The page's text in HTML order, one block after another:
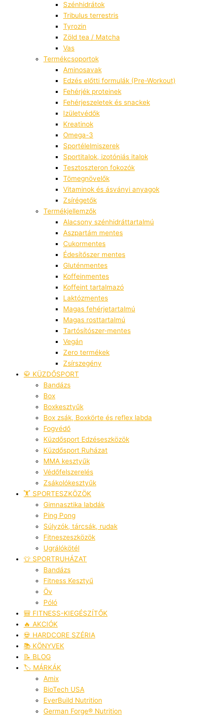
Szénhidrátok
Tribulus terrestris
Tyrozin
Zöld tea / Matcha
Vas
Termékcsoportok
Aminosavak
Edzés előtti formulák (Pre-Workout)
Fehérjék proteinek
Fehérjeszeletek és snackek
Izületvédők
Kreatinok
Omega-3
Sportélelmiszerek
Sportitalok, izotóniás italok
Tesztoszteron fokozók
Tömegnövelők
Vitaminok és ásványi anyagok
Zsírégetők
Termékjellemzők
Alacsony szénhidráttartalmú
Aszpartám mentes
Cukormentes
Édesítőszer mentes
Gluténmentes
Koffeinmentes
Koffeint tartalmazó
Laktózmentes
Magas fehérjetartalmú
Magas rosttartalmú
Tartósítószer-mentes
Vegán
Zero termékek
Zsírszegény
🥋 KÜZDŐSPORT
Bandázs
Box
Boxkesztyűk
Box zsák, Boxkörte és reflex labda
Fogvédő
Küzdősport Edzéseszközök
Küzdősport Ruházat
MMA kesztyűk
Védőfelszerelés
Zsákolókesztyűk
🏋️ SPORTESZKÖZÖK
Gimnasztika labdák
Ping Pong
Súlyzók, tárcsák, rudak
Fitneszeszközök
Ugrálókötél
👕 SPORTRUHÁZAT
Bandázs
Fitness Kesztyű
Öv
Póló
🎒 FITNESS-KIEGÉSZÍTŐK
🔥 AKCIÓK
💀 HARDCORE SZÉRIA
📚 KÖNYVEK
📝 BLOG
🏷️ MÁRKÁK
Amix
BioTech USA
EverBuild Nutrition
German Forge® Nutrition